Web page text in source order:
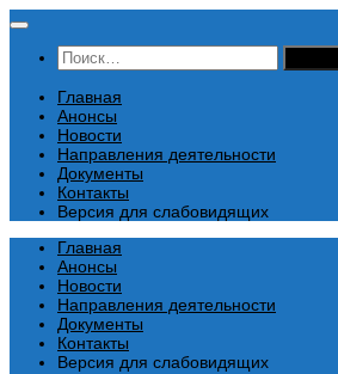
Перейти
содержимому
Найти:
Главная
Анонсы
Новости
Направления деятельности
Документы
Контакты
Версия для слабовидящих
Главная
Анонсы
Новости
Направления деятельности
Документы
Контакты
Версия для слабовидящих